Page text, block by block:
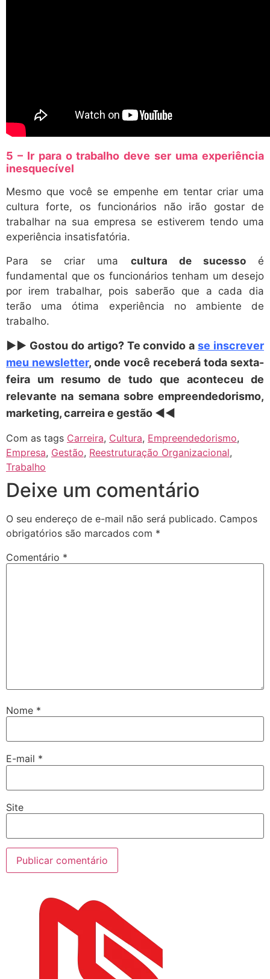
5 – Ir para o trabalho deve ser uma experiência
inesquecível
Mesmo que você se empenhe em tentar criar uma
cultura forte, os funcionários não irão gostar de
trabalhar na sua empresa se estiverem tendo uma
experiência insatisfatória.
Para se criar uma cultura de sucessoé
fundamental que os funcionários tenham um desejo
por irem trabalhar, pois saberão que a cada dia
terão uma ótima experiência no ambiente de
trabalho.
►► Gostou do artigo? Te convido ase inscrever
meu newsletter, onde você receberá toda sexta-
feira um resumo de tudo que aconteceu de
relevante na semana sobre empreendedorismo,
marketing, carreira e gestão ◄◄
Com as tags Carreira, Cultura, Empreendedorismo,
Empresa, Gestão, Reestruturação Organizacional,
Trabalho
Deixe um comentário
O seu endereço de e-mail não será publicado. Campos
obrigatórios são marcados com *
Comentário *
Nome *
E-mail *
Site